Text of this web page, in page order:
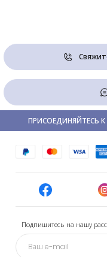
Подпишитесь на нашу
ПРИСОЕДИНЯЙТЕСЬ К